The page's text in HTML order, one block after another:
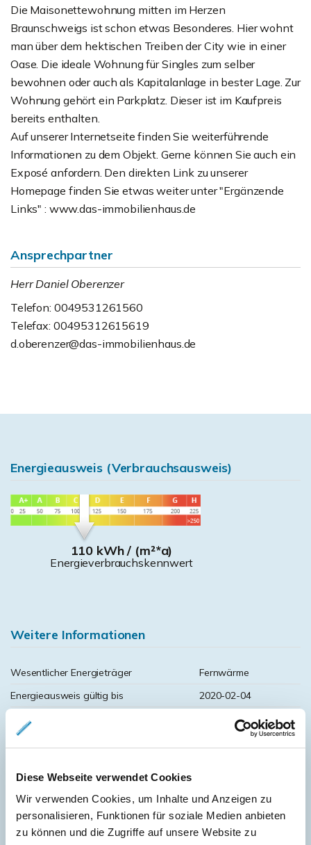
Diese Webseite verwendet Cookies
Wir verwenden Cookies, um Inhalte und Anzeigen zu
personalisieren, Funktionen für soziale Medien anbieten
zu können und die Zugriffe auf unsere Website zu
Die Maisonettewohnung mitten im Herzen
Braunschweigs ist schon etwas Besonderes. Hier wohnt
man über dem hektischen Treiben der City wie in einer
Oase. Die ideale Wohnung für Singles zum selber
bewohnen oder auch als Kapitalanlage in bester Lage. Zur
Wohnung gehört ein Parkplatz. Dieser ist im Kaufpreis
bereits enthalten.
Auf unserer Internetseite finden Sie weiterführende
Informationen zu dem Objekt. Gerne können Sie auch ein
Exposé anfordern. Den direkten Link zu unserer
Homepage finden Sie etwas weiter unter "Ergänzende
Links" : www.das-immobilienhaus.de
Ansprechpartner
Herr Daniel Oberenzer
Telefon: 0049531261560
Telefax: 00495312615619
d.oberenzer@das-immobilienhaus.de
Energieausweis (Verbrauchsausweis)
110 kWh / (m²*a)
Energieverbrauchskennwert
Weitere Informationen
Wesentlicher Energieträger
Fernwärme
Energieausweis gültig bis
2020-02-04
Energieausweis Jahrgang
vor 1.5.2014
Befeuerung
Fernwärme